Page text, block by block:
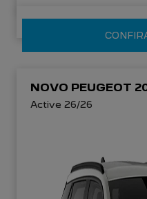
NOVO PEUGEOT
Active 26/26